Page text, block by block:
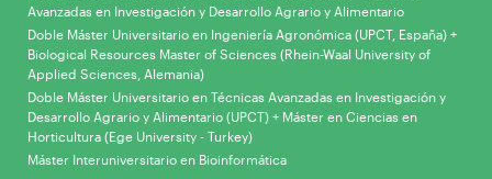
Avanzadas en Investigación y Desarrollo Agrario y Alimentario
Doble Máster Universitario en Ingeniería Agronómica (UPCT, España) +
Biological Resources Master of Sciences (Rhein-Waal University of
Applied Sciences, Alemania)
Doble Máster Universitario en Técnicas Avanzadas en Investigación y
Desarrollo Agrario y Alimentario (UPCT) + Máster en Ciencias en
Horticultura (Ege University - Turkey)
Máster Interuniversitario en Bioinformática